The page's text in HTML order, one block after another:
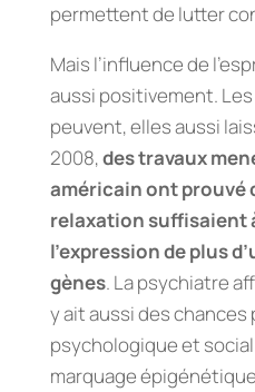
permettent de lutter
Mais l’influence de
aussi positivement.
peuvent, elles aussi
2008,des travaux
américain ont prouvé
relaxation suffisaient
l’expression de plus
gènes. La psychiatre
y ait aussi des
psychologique et
marquage